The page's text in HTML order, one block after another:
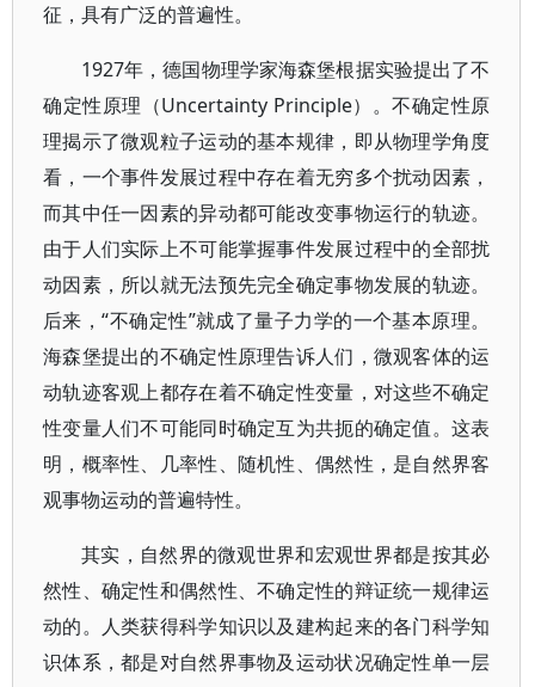
征，具有广泛的普遍性。
1927年，德国物理学家海森堡根据实验提出了不
确定性原理（Uncertainty Principle）。不确定性原
理揭示了微观粒子运动的基本规律，即从物理学角度
看，一个事件发展过程中存在着无穷多个扰动因素，
而其中任一因素的异动都可能改变事物运行的轨迹。
由于人们实际上不可能掌握事件发展过程中的全部扰
动因素，所以就无法预先完全确定事物发展的轨迹。
后来，“不确定性”就成了量子力学的一个基本原理。
海森堡提出的不确定性原理告诉人们，微观客体的运
动轨迹客观上都存在着不确定性变量，对这些不确定
性变量人们不可能同时确定互为共扼的确定值。这表
明，概率性、几率性、随机性、偶然性，是自然界客
观事物运动的普遍特性。
其实，自然界的微观世界和宏观世界都是按其必
然性、确定性和偶然性、不确定性的辩证统一规律运
动的。人类获得科学知识以及建构起来的各门科学知
识体系，都是对自然界事物及运动状况确定性单一层